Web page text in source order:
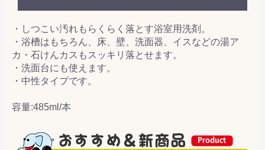
・しつこい汚れもらくらく落とす浴室用洗剤。
・浴槽はもちろん、床、壁、洗面器、イスなどの湯ア
カ・石けんカスもスッキリ落とせます。
・洗面台にも使えます。
・中性タイプです。
容量:485ml/本